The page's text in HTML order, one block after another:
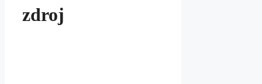
zdroj